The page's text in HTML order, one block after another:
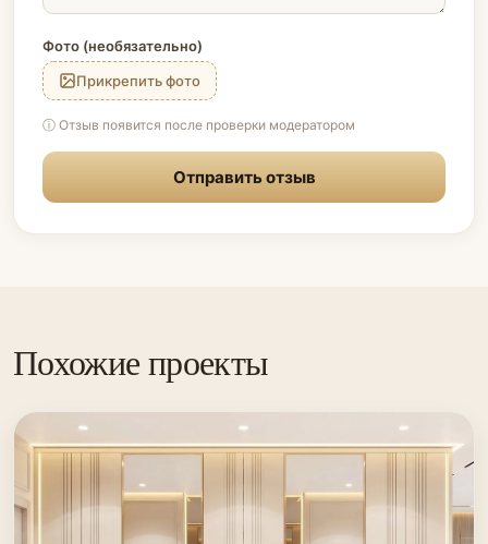
Фото (необязательно)
Прикрепить фото
ⓘ Отзыв появится после проверки модератором
Отправить отзыв
Похожие проекты